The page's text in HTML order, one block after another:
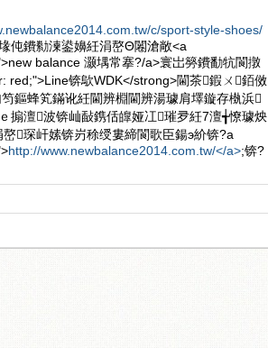
c/sport-style-shoes/
伅鐨勬湅鍙嬶紝涓嶅Θ闂滄敞<a
balance 灏堣常搴?/a>寰岀簩鐨勫牨閬撴
red;">Line锛歍WDK</strong>閫茶鍜ㄨ銆傚
鏂蜂笂鏋讹紝閫辨棩閫辨湯璩肩墿鏇存槸浜
搧澶波锛屾敮鎸佸皥娅冮璀夛紝7澶╅憭璩炴
琛屽嫊锛岃稌绶婁締閬歌臣鍚э紒锛?a
http://www.newbalance2014.com.tw/</a>;锛?